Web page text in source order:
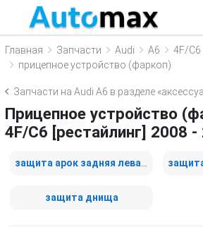
Главная Запчасти Audi A6
4F/C6
прицепное устройство (фаркоп)
Запчасти на Audi A6 в разделе
Прицепное устройство
4F/C6 [рестайлинг] 2008 -
защита днища